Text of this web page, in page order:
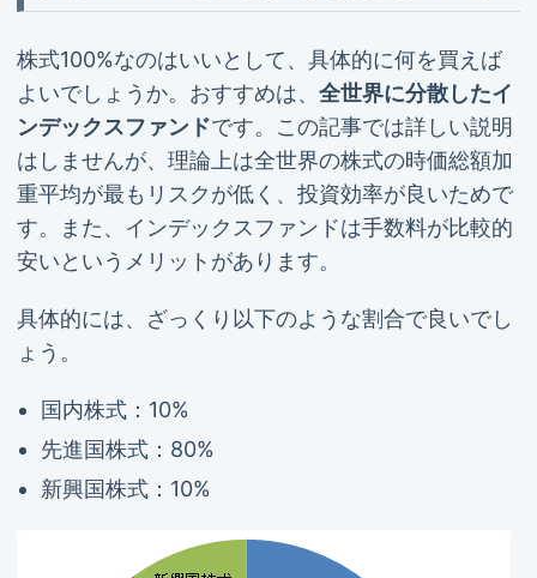
株式100%なのはいいとして、具体的に何を買えば
よいでしょうか。おすすめは、 全世界に分散したイ
ンデックスファンドです。この記事では詳しい説明
はしませんが、理論上は全世界の株式の時価総額加
重平均が最もリスクが低く、投資効率が良いためで
す。また、インデックスファンドは手数料が比較的
安いというメリットがあります。
具体的には、ざっくり以下のような割合で良いでし
ょう。
国内株式：10%
先進国株式：80%
新興国株式：10%